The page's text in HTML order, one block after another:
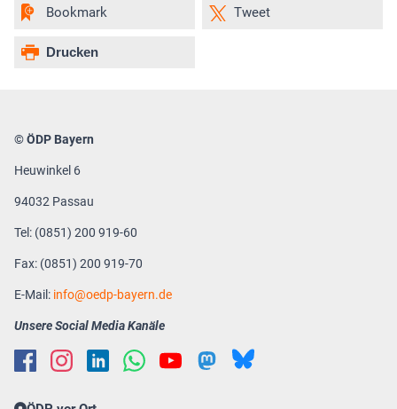
Tweet
Bookmark
Drucken
© ÖDP Bayern
Heuwinkel 6
94032 Passau
Tel: (0851) 200 919-60
Fax: (0851) 200 919-70
E-Mail: info oedp-bayern.de
Unsere Social Media Kanäle